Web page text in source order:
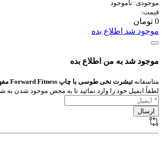
موجودی: ناموجود
قیمت:
0 تومان
موجود شد اطلاع بده
موجود شد به من اطلاع بده
متاسفانه تیشرت نخی طوسی با چاپ Forward Fitness مفهومی
لطفاً ایمیل خود را وارد نمائید تا به محض موجود شدن به